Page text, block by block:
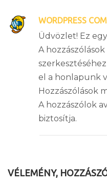
WORDPRESS
Üdvözlet! Ez
A
el a honlapunk
Hozzászólások
A hozzászólok
biztosítja.
VÉLEMÉNY,